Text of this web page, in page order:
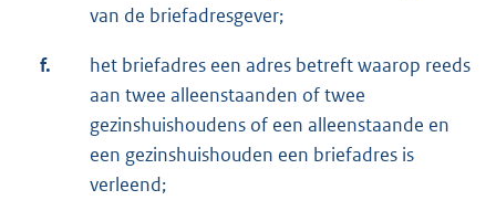
van de briefadresgever;
f.
het briefadres een adres betreft waarop reeds
aan twee alleenstaanden of twee
gezinshuishoudens of een alleenstaande en
een gezinshuishouden een briefadres is
verleend;